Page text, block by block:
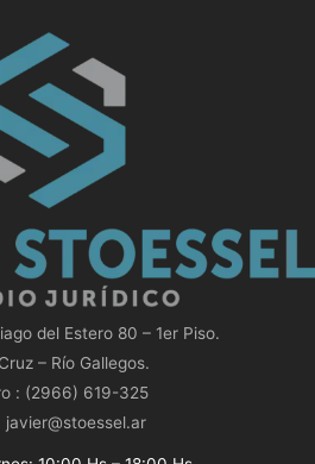
del Estero 80 – 1er Piso.
– Río Gallegos.
: (2966) 619-325
javier@stoessel.ar